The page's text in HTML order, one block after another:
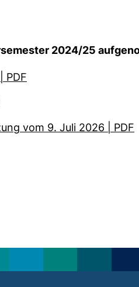
2024/25
PDF
vom 9. Juli 2026 | PDF